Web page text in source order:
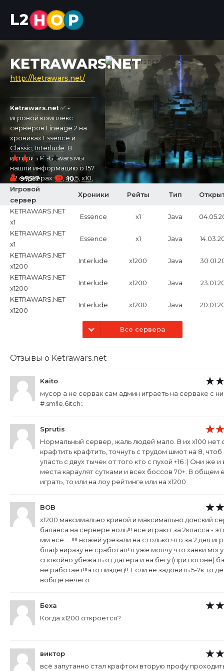
L2 H O P
KETRAWARS.NET
http://ketrawars.net/
Ketrawars.net✅ -
игровой комплекс
серверов Lineage 2 на
хрониках Essence и
Classic,Interlude . В
истории Ketrawars мы
нашли информацию о 157
л2 серверах:x7, x0,5 x10
x2,x3,x1,x1200
сервер был открыт
15.08.2014, а самый новый
откроется 04.05.2026 на
рейтами x1.
97517
10
Игровой
сервер
Хроники Рейты Тип
KETRAWARS.NET
x1
Essence x1 Java
KETRAWARS.NET
x1
Essence x1 Java
KETRAWARS.NET
x1200
Interlude x1200 Java
KETRAWARS.NET
x1200
Interlude x1200 Java
KETRAWARS.NET
x1200
Interlude x1200 Java
Все сервера
Отзывы о Ketrawars.net
Kaito
мусор а не сервак сам админ играеть на серваке с
#.sm!le.6itch:.
Sprutis
Нормальный сервер, жаль людей мало. В их х100 нет
крафтить крафтить, точнуть с трудом шмот на 8, чтоб
упасть с двух тычек от того кто с пухой +16 :) Они же
места караулят сутками и всех боссов 70+. В общем
играть, то или на лоу рейтинге или на х1200
BOB
х1200 максимально кривой и максимально донский
баланса на сервере ноль!!! все играют за 2класса -
мм все.....!!!! ножей урезали на столько что за 2 дня
блаф ниразу не сработал! я уже молчу что хавки
спокойно убежать от дагера и на бегу (при погоне)
не работает!!!это пиздец!!. Если не задонить 5-7к то
вобще нечего
Беха
Когда х1200 откроется?
виктор
всё запутанно стал крафтом вторую профу